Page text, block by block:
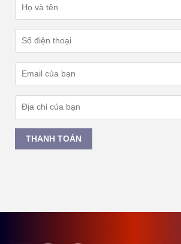
THANH TOÁN